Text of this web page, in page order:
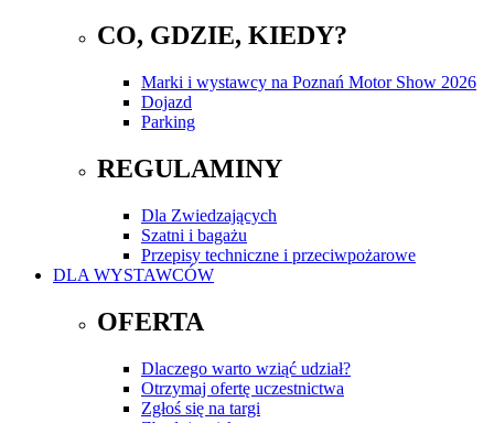
CO, GDZIE, KIEDY?
Marki i wystawcy na Poznań Motor Show 2026
Dojazd
Parking
REGULAMINY
Dla Zwiedzających
Szatni i bagażu
Przepisy techniczne i przeciwpożarowe
DLA WYSTAWCÓW
OFERTA
Dlaczego warto wziąć udział?
Otrzymaj ofertę uczestnictwa
Zgłoś się na targi